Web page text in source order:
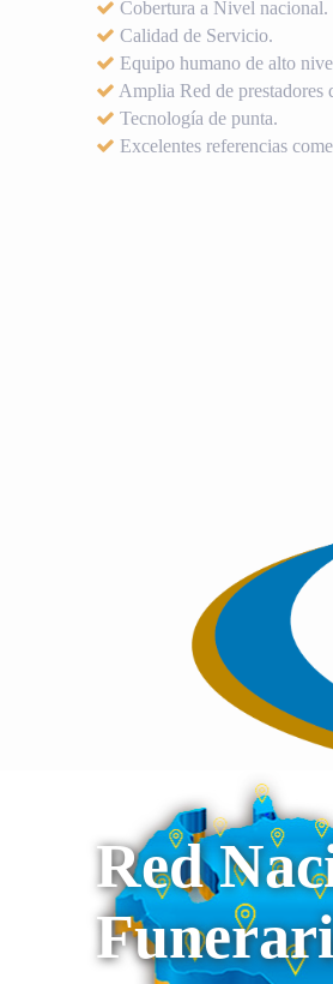
Cobertura a Nivel nacional.
Calidad de Servicio.
Equipo humano de alto
Amplia Red de prestadores
Tecnología de punta.
Excelentes referencias
Red